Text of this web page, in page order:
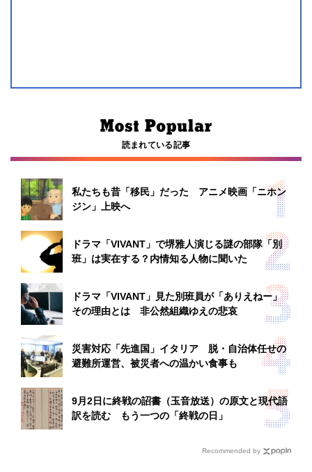
読まれている記事
私たちも昔「移民」だった アニメ映画「ニホン
ジン」上映へ
ドラマ「VIVANT」で堺雅人演じる謎の部隊「別
班」は実在する？内情知る人物に聞いた
ドラマ「VIVANT」見た別班員が「ありえねー」
その理由とは 非公然組織ゆえの悲哀
災害対応「先進国」イタリア 脱・自治体任せの
避難所運営、被災者への温かい食事も
9月2日に終戦の詔書（玉音放送）の原文と現代語
訳を読む もう一つの「終戦の日」
Recommended by